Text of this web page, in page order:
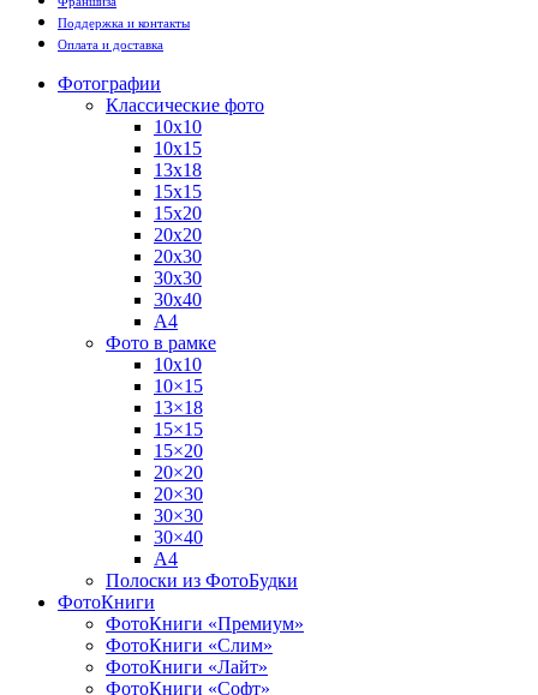
Поддержка и контакты
Оплата и доставка
Фотографии
Классические фото
10х10
10х15
13х18
15х15
15х20
20х20
20х30
30х30
30х40
А4
Фото в рамке
10х10
10×15
13×18
15×15
15×20
20×20
20×30
30×30
30×40
A4
Полоски из ФотоБудки
ФотоКниги
ФотоКниги «Премиум»
ФотоКниги «Слим»
ФотоКниги «Лайт»
ФотоКниги «Софт»